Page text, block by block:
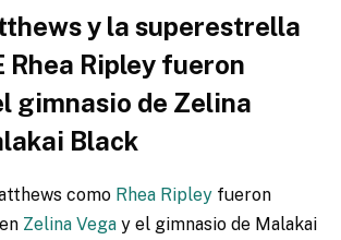
y la superestrella
Rhea Ripley fueron
gimnasio de Zelina
Black
como Rhea Ripley fueron
Zelina Vega y el gimnasio de Malakai